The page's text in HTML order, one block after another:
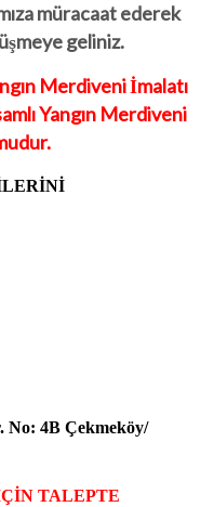
müracaat ederek
geliniz.
Merdiveni İmalatı
Yangın Merdiveni
4B Çekmeköy/
TALEPTE